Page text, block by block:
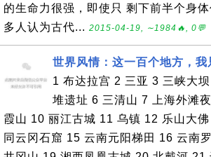
的生命力很强，即使只 剩下前半个身
多人认为古代... 2015-04-19, ∼1984🔥, 0💬
世界风情：这一百个地方，我
1 布达拉宫 2 三亚 3 三峡大
堆遗址 6 三清山 7 上海外滩
霞山 10 丽江古城 11 乌镇 12 乐山大
同云冈石窟 15 云南元阳梯田 16 云南